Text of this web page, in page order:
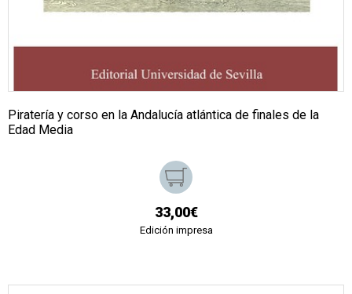
Piratería y corso en la Andalucía atlántica de finales de la
Edad Media
33,00€
Edición impresa